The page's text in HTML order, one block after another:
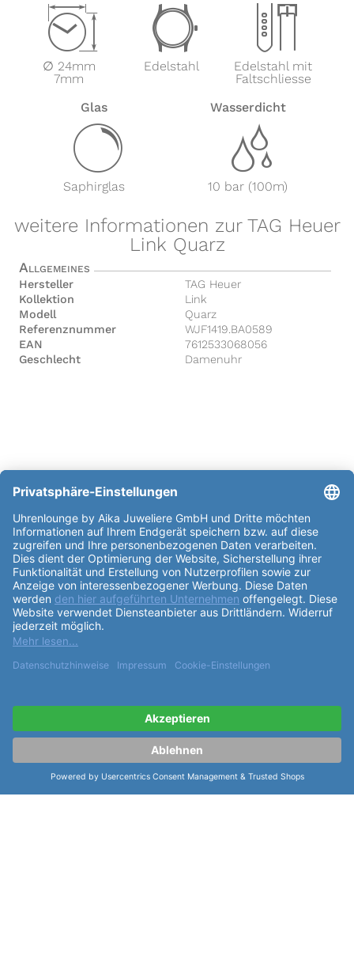
Z
∅ 24mm
7mm
w
Edelstahl
x
Edelstahl mit
Faltschliesse
Glas
y
Saphirglas
Wasserdicht
z
10 bar (100m)
weitere Informationen zur TAG Heuer
Link Quarz
Allgemeines
Hersteller
TAG Heuer
Kollektion
Link
Modell
Quarz
Referenznummer
WJF1419.BA0589
EAN
7612533068056
Geschlecht
Damenuhr